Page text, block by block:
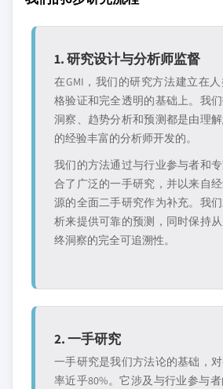
1. 研究设计与分析师监督
在GMI，我们的研究方法建立在
格验证和完全透明的基础上。我
洞察、趋势分析和预测都是由理
的经验丰富的分析师开发的。
我们的方法通过与行业参与者和
合了广泛的一手研究，并以来自
源的全面二手研究作为补充。我
析来提供可靠的预测，同时保持
终洞察的完全可追溯性。
2. 一手研究
一手研究是我们方法论的基础，
率近乎80%。它涉及与行业参与